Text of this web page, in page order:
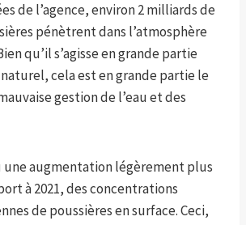
de l’agence, environ 2 milliards de
pénètrent dans l’atmosphère
qu’il s’agisse en grande partie
cela est en grande partie le
gestion de l’eau et des
une augmentation légèrement plus
à 2021, des concentrations
de poussières en surface. Ceci,